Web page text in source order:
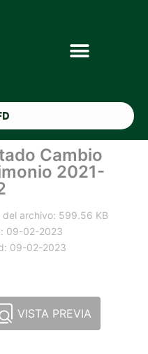
Cambio
2021-
del archivo: 599.56 KB
09-02-2023
09-02-2023
VISTA PREVIA